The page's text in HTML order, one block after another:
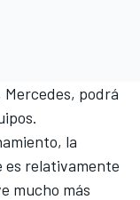
Mercedes, podrá
la
es relativamente
mucho más